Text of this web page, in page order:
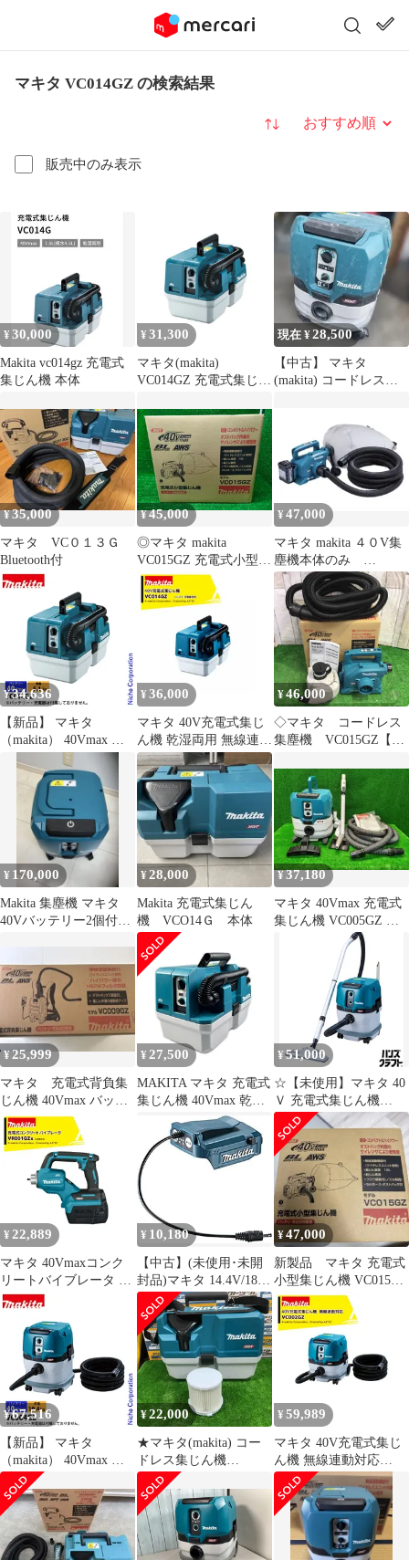
マキタ VC014GZ の検索結果
販売中のみ表示
並び替え
¥30,000
Makita vc014gz 充電式
集じん機 本体
¥ 31,300
マキタ(makita)
VC014GZ 充電式集じん
7.5L 吸水4.5L 最大吸込
165W 伸縮ホース付 コ
ンパクト 軽量モデル パ
ワフル吸引 低騒音
現在 ¥28,500
【中古】 マキタ
(makita) コードレス集
¥35,000
マキタ VC０１３Ｇ
Bluetooth付
¥45,000
◎マキタ makita
VC015GZ 充電式小型集
じん機 40Vmax 本体の
み 未使用長期保管品
¥47,000
マキタ makita ４０V集
塵機本体のみ
VC015GZ
¥34,636
【新品】 マキタ
（makita） 40Vmax 充
電式集じん機 本体のみ
乾湿両用 無線連動非対
応 VC014GZ ブロア ブ
ロアー ブロワー 集じん
集塵 電動 バッテリ・充
電器別売
¥ 36,000
マキタ 40V充電式集じ
ん機 乾湿両用 無線連動
非対応 本体のみ バッテ
リ・充電器別売
VC014GZ
¥46,000
◇マキタ コードレス
集塵機 VC015GZ【町
¥ 170,000
Makita 集塵機 マキタ
40Vバッテリー2個付き
¥28,000
Makita 充電式集じん
機 VCO14Ｇ 本体
¥37,180
マキタ 40Vmax 充電式
集じん機 VC005GZ 本
体のみ ドライクリーナ
¥25,999
マキタ 充電式背負集
じん機 40Vmax バッテ
リ・充電器別売
VC009GZ
¥ 27,500
MAKITA マキタ 充電式
集じん機 40Vmax 乾湿
両用 VC014GZ 開封未
使用品
¥51,000
☆【未使用】マキタ 40
Ｖ 充電式集じん機
VC003GZ 本体のみ バ
ッテリ･充電器別売り
乾湿両用 集じん容量
15L 吸水量12L
¥ 22,889
マキタ 40Vmaxコンク
リートバイブレータ モ
ータ部のみ バッテリ・
¥ 10,180
【中古】(未使用･未開
封品)マキタ 14.4V/18V
用バッテリホルダ
GM00001489
¥47,000
新製品 マキタ 充電式
小型集じん機 VC015GZ
40Vmax
¥67,516
【新品】 マキタ
（makita） 40Vmax 充
電式集じん機 15L 本体
のみ VC004GZ 工具 無
線連動対応 電動工具接
続用 粉じん専用 バッテ
リ・充電器別売
¥22,000
★マキタ(makita) コー
ドレス集じん機
VC014GZ【草加店】
¥ 59,989
マキタ 40V充電式集じ
ん機 無線連動対応
VC002GZ 8L 本体のみ
バッテリ・充電器別売
充電式工具と連動集じ
ん ワイヤレスユニット
内蔵